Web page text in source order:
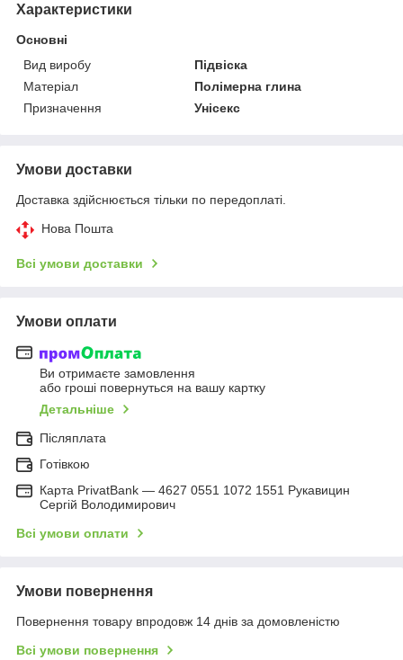
Характеристики
Основні
Вид виробу
Підвіска
Матеріал
Полімерна глина
Призначення
Унісекс
Умови доставки
Доставка здійснюється тільки по передоплаті.
Нова Пошта
Всі умови доставки
Умови оплати
Ви отримаєте замовлення
або гроші повернуться на вашу картку
Детальніше
Післяплата
Готівкою
Карта PrivatBank — 4627 0551 1072 1551 Рукавицин
Сергій Володимирович
Всі умови оплати
Умови повернення
Повернення товару впродовж 14 днів за домовленістю
Всі умови повернення